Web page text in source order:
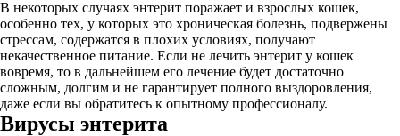
В некоторых случаях энтерит поражает и взрослых кошек,
особенно тех, у которых это хроническая болезнь, подвержены
стрессам, содержатся в плохих условиях, получают
некачественное питание. Если не лечить энтерит у кошек
вовремя, то в дальнейшем его лечение будет достаточно
сложным, долгим и не гарантирует полного выздоровления,
даже если вы обратитесь к опытному профессионалу.
Вирусы энтерита